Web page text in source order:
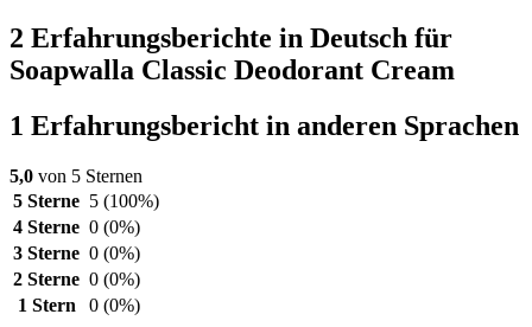
2 Erfahrungsberichte in Deutsch für
Soapwalla Classic Deodorant Cream
1 Erfahrungsbericht in anderen Sprachen
5,0 von 5 Sternen
5 Sterne 5 (100%)
4 Sterne 0 (0%)
3 Sterne 0 (0%)
2 Sterne 0 (0%)
1 Stern
0 (0%)